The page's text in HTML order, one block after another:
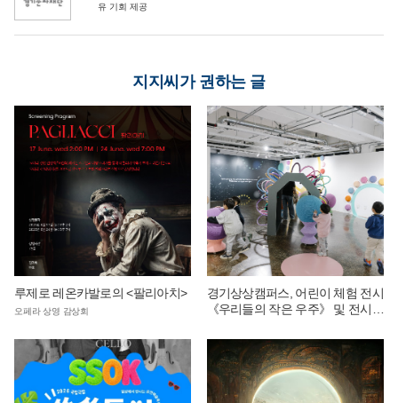
유 기회 제공
지지씨가 권하는 글
루제로 레온카발로의 <팔리아치>
오페라 상영 감상회
경기상상캠퍼스, 어린이 체험 전시
《우리들의 작은 우주》 및 전시